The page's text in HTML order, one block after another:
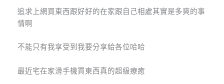
追求上網買東西跟好好的在家跟自己相處其實是多爽的事
情啊
不能只有我享受到我要分享給各位哈哈
最近宅在家滑手機買東西真的超級療癒